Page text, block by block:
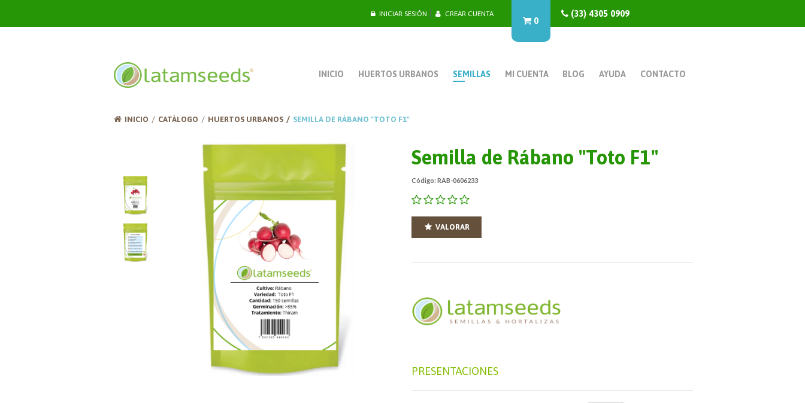
INICIAR SESIÓN | CREAR CUENTA
0
(33) 4305 0909
INICIO HUERTOS URBANOS SEMILLAS MI CUENTA BLOG AYUDA CONTACTO
INICIO CATÁLOGO HUERTOS URBANOS SEMILLA DE RÁBANO "TOTO F1"
Semilla de Rábano "Toto F1"
Código: RAB-0606233
VALORAR
PRESENTACIONES